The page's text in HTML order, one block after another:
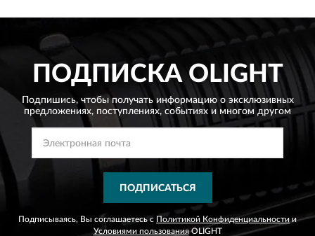
ПОДПИСКАOLIGHT
Подпишись, чтобы получать информацию о эксклюзивных
предложениях, поступлениях, событиях и многом другом
ПОДПИСАТЬСЯ
Подписываясь, Вы соглашаетесь с Политикой Конфиденциальности и
Условиями пользованияOLIGHT